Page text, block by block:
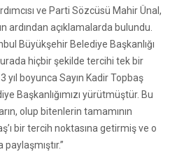
ve Parti Sözcüsü Mahir Ünal,
ardından açıklamalarda bulundu.
Büyükşehir Belediye Başkanlığı
hiçbir şekilde tercihi tek bir
boyunca Sayın Kadir Topbaş
Başkanlığımızı yürütmüştür. Bu
olup bitenlerin tamamının
bir tercih noktasına getirmiş ve o